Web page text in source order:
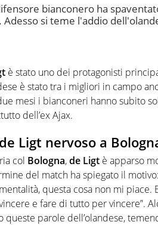
bianconero ha
Adesso si teme l'addio
è stato uno dei protagonisti
è stato tra i migliori in campo
mesi i bianconeri hanno subito
dell’ex Ajax.
Ligt nervoso a
col Bologna,de Ligt è apparso
del match ha spiegato il
questa cosa non mi piace.
e fare di tutto per vincere”.
queste parole dell’olandese,